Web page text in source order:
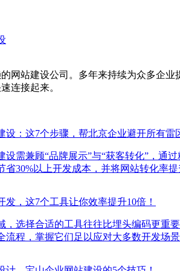
网站建设公司。多年来持续为众多企
连接起来。
设：这7个步骤，帮北京企业避开所有雷
设需兼顾“品牌展示”与“获客转化”，通
省30%以上开发成本，并将网站转化率提
发，这7个工具让你效率提升10倍！
，选择合适的工具往往比埋头编码更重
流程，掌握它们足以应对大多数开发场